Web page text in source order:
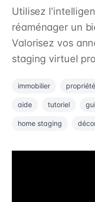
Utilisez
réaménager un
Valorisez vos
staging virtuel
immobilier
aide tutoriel
home staging